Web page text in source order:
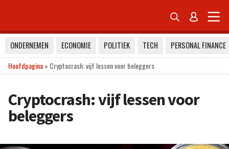
 
ONDERNEMEN ECONOMIE POLITIEK TECH
PERSONAL FINANCE
Hoofdpagina» Cryptocrash: vijf lessen voor beleggers
Cryptocrash: vijf lessen voor
beleggers